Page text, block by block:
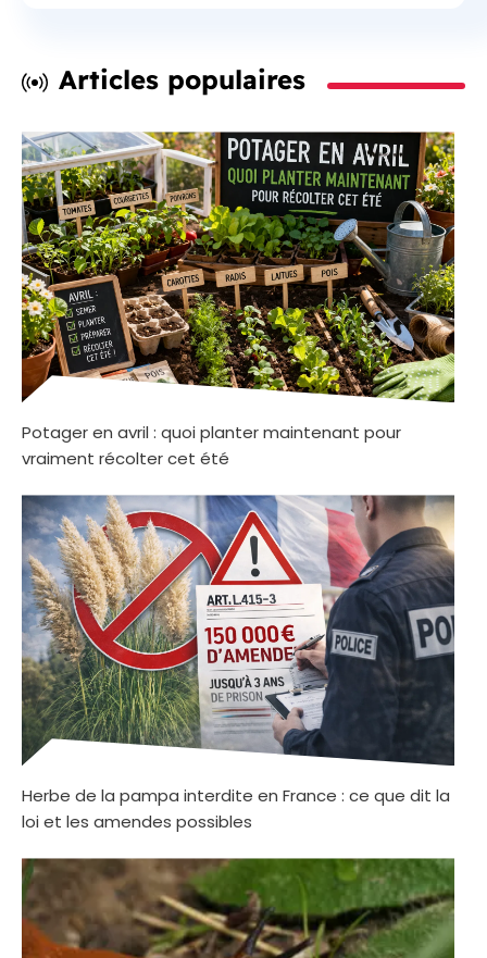
Articles populaires
Potager en avril : quoi planter maintenant pour
vraiment récolter cet été
Herbe de la pampa interdite en France : ce que dit la
loi et les amendes possibles